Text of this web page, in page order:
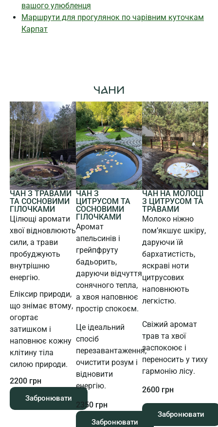
вашого улюбленця
Маршрути для прогулянок по чарівним куточкам
Карпат
ЧАНИ
ЧАН З ТРАВАМИ
ТА СОСНОВИМИ
ГІЛОЧКАМИ
Цілющі аромати
хвої відновлюють
сили, а трави
пробуджують
внутрішню
енергію.
Еліксир природи,
що знімає втому,
огортає
затишком і
наповнює кожну
клітину тіла
силою природи.
2200 грн
Забронювати
ЧАН З
ЦИТРУСОМ ТА
СОСНОВИМИ
ГІЛОЧКАМИ
Аромат
апельсинів і
грейпфруту
бадьорить,
даруючи відчуття
сонячного тепла,
а хвоя наповнює
простір спокоєм.
Це ідеальний
спосіб
перезавантаження,
очистити розум і
відновити
енергію.
2350 грн
Забронювати
ЧАН НА МОЛОЦІ
З ЦИТРУСОМ ТА
ТРАВАМИ
Молоко ніжно
пом’якшує шкіру,
даруючи їй
бархатистість,
яскраві ноти
цитрусових
наповнюють
легкістю.
Свіжий аромат
трав та хвої
заспокоює і
переносить у тиху
гармонію лісу.
2600 грн
Забронювати